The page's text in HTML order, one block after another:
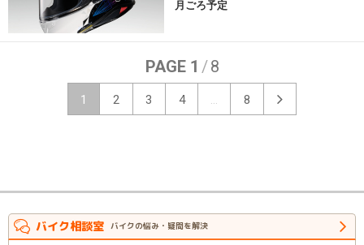
月ごろ予定
PAGE 1 /8
1 2 3 4 ... 8
バイク相談室 バイクの悩み・疑問を解決